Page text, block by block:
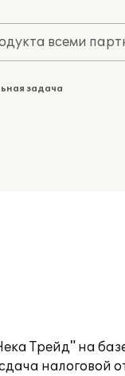
всеми
задача
Трейд" на
налоговой